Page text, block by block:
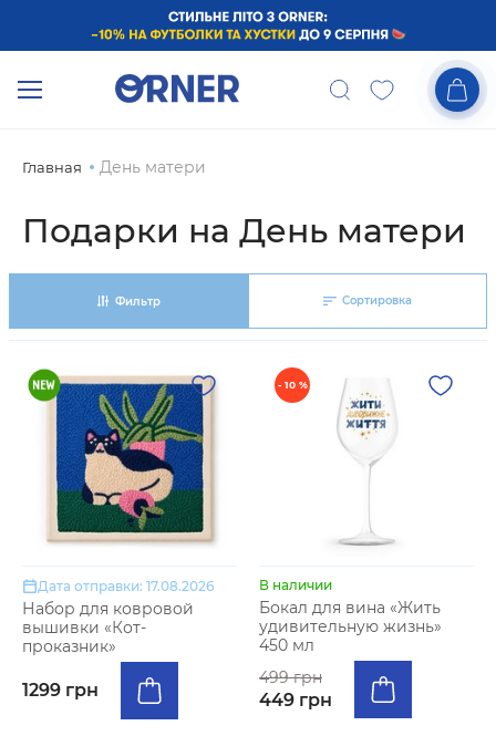
Главная День матери
Подарки на День матери
Фильтр Сортировка
Дата отправки: 17.08.2026
Набор для ковровой
вышивки «Кот-
проказник»
1299 грн
- 10 %
В наличии
Бокал для вина «Жить
удивительную жизнь»
450 мл
499 грн
449 грн